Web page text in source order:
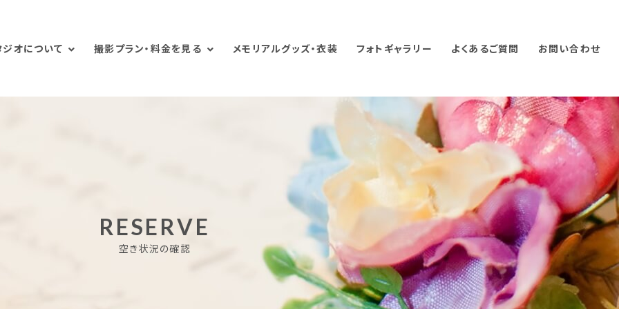
ジオについて 撮影プラン・料金を見る メモリアルグッズ・衣装 フォトギャラリー よくあるご質問 お問い合わせ
RESERVE
空き状況の確認